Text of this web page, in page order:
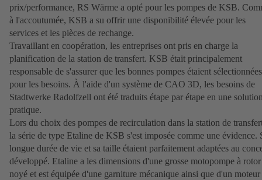
prix/performance, RS Wärme a opté pour les pompes de KSB.
à l'accoutumée, KSB a su offrir une disponibilité élevée pour les
services et les pièces de rechange.
Travaillant en coopération, les entreprises ont pris en charge la
planification de la station de transfert. KSB était principalement
responsable de s'assurer que les bonnes pompes étaient sélectionnées
pour les besoins. À l'aide d'un système de CAO 3D, les besoins de
Stadtwerke Radolfzell ont été traduits étape par étape en une
pratique.
Lors du choix des pompes de recirculation dans la station de
la série de type Etaline de KSB s'est imposée comme une évidence.
longue durée de vie et sa taille étaient parfaitement adaptées au
développé. Etaline a les dimensions d'une grosse motopompe à rotor
noyé et est équipée d'une garniture mécanique ainsi que d'un moteur